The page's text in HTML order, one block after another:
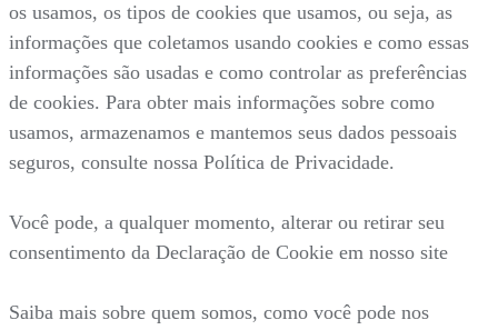
os usamos, os tipos de cookies que usamos, ou seja, as
informações que coletamos usando cookies e como essas
informações são usadas e como controlar as preferências
de cookies. Para obter mais informações sobre como
usamos, armazenamos e mantemos seus dados pessoais
seguros, consulte nossa Política de Privacidade.
Você pode, a qualquer momento, alterar ou retirar seu
consentimento da Declaração de Cookie em nosso site
Saiba mais sobre quem somos, como você pode nos